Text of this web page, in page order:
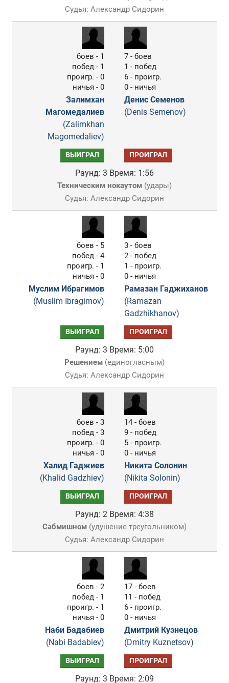
Судья: Александр Сидорин
боев - 1
побед - 1
проигр. - 0
ничья - 0
Залимхан
Магомедалиев
(Zalimkhan
Magomedaliev)
7 - боев
1 - побед
6 - проигр.
0 - ничья
Денис Семенов
(Denis Semenov)
ВЫИГРАЛ ПРОИГРАЛ
Раунд: 3 Время: 1:56
Техническим нокаутом(удары)
Судья: Александр Сидорин
боев - 5
побед - 4
проигр. - 1
ничья - 0
Муслим Ибрагимов
(Muslim Ibragimov)
3 - боев
2 - побед
1 - проигр.
0 - ничья
Рамазан Гаджиханов
(Ramazan
Gadzhikhanov)
ВЫИГРАЛ ПРОИГРАЛ
Раунд: 3 Время: 5:00
Решением(единогласным)
Судья: Александр Сидорин
боев - 3
побед - 3
проигр. - 0
ничья - 0
Халид Гаджиев
(Khalid Gadzhiev)
14 - боев
9 - побед
5 - проигр.
0 - ничья
Никита Солонин
(Nikita Solonin)
ВЫИГРАЛ ПРОИГРАЛ
Раунд: 2 Время: 4:38
Сабмишном(удушение треугольником)
Судья: Александр Сидорин
боев - 2
побед - 1
проигр. - 1
ничья - 0
Наби Бадабиев
(Nabi Badabiev)
17 - боев
11 - побед
6 - проигр.
0 - ничья
Дмитрий Кузнецов
(Dmitry Kuznetsov)
ВЫИГРАЛ ПРОИГРАЛ
Раунд: 3 Время: 2:09